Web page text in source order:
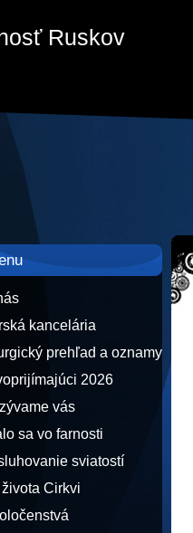
Ruskov
kancelária
prehľad a oznamy
2026
vás
sa vo farnosti
sviatostí
Cirkvi